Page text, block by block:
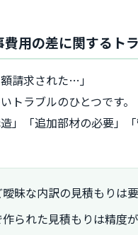
用の差に関するト
請求された…」
トラブルのひとつです。
」「追加部材の必要」
曖昧な内訳の見積もりは
られた見積もりは精度